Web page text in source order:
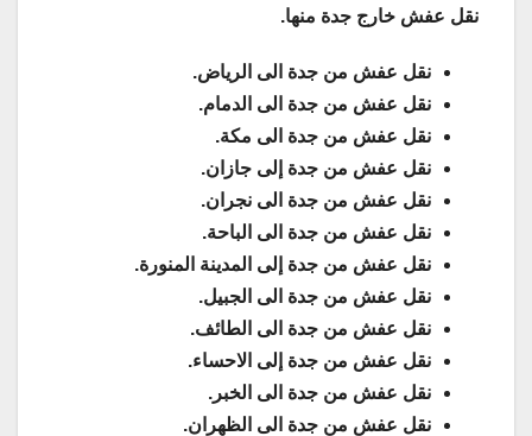
نقل عفش خارج جدة منها.
نقل عفش من جدة الى الرياض.
نقل عفش من جدة الى الدمام.
نقل عفش من جدة الى مكة.
نقل عفش من جدة إلى جازان.
نقل عفش من جدة الى نجران.
نقل عفش من جدة الى الباحة.
نقل عفش من جدة إلى المدينة المنورة.
نقل عفش من جدة الى الجبيل.
نقل عفش من جدة الى الطائف.
نقل عفش من جدة إلى الاحساء.
نقل عفش من جدة الى الخبر.
نقل عفش من جدة الى الظهران.